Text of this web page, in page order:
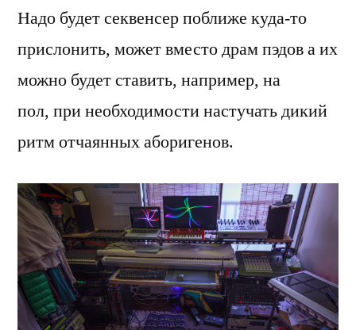
Надо будет секвенсер поближе куда-то
прислонить, может вместо драм пэдов а их
можно будет ставить, например, на
пол, при необходимости настучать дикий
ритм отчаянных аборигенов.